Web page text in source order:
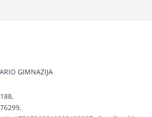
GIMNAZIJA